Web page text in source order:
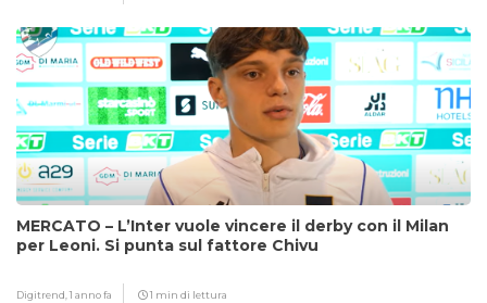
MERCATO – L’Inter vuole vincere il derby con il Milan
per Leoni. Si punta sul fattore Chivu
Digitrend,1 anno fa 1 min di lettura